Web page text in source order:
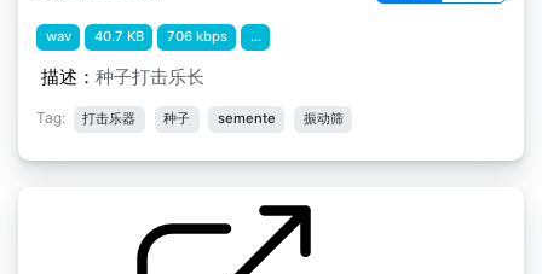
wav 40.7 KB 706 kbps ...
描述： 种子打击乐长
Tag: 打击乐器 种子 semente 振动筛